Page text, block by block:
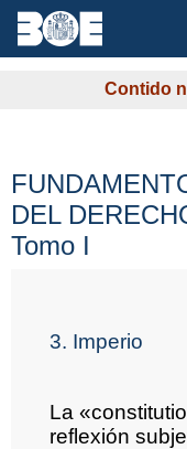
Contido
DEL
Tomo I
3. Imperio
La
reflexión